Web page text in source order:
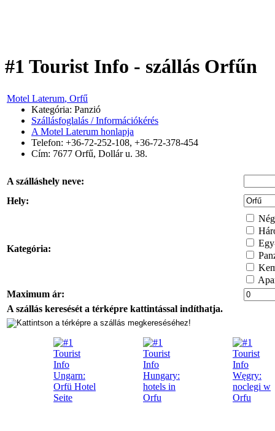
#1 Tourist Info - szállás Orfűn
Motel Laterum, Orfű
Kategória: Panzió
Szállásfoglalás / Információkérés
A Motel Laterum honlapja
Telefon: +36-72-252-108, +36-72-378-454
Cím: 7677 Orfű, Dollár u. 38.
A szálláshely neve:
Hely:
Kategória:
Maximum ár:
A szállás keresését a térképre kattintással indíthatja.